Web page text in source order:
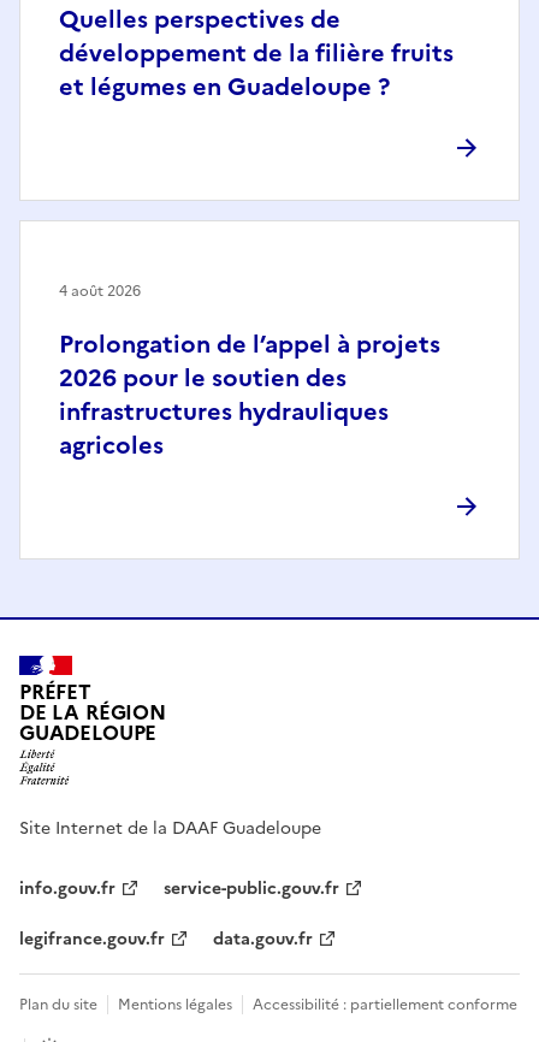
Quelles perspectives de
développement de la filière fruits
et légumes en Guadeloupe ?
Prolongation de l’appel à projets
2026 pour le soutien des
infrastructures hydrauliques
agricoles
4 août 2026
PRÉFET
DE LA RÉGION
GUADELOUPE
Site Internet de la DAAF Guadeloupe
info.gouv.fr
service-public.gouv.fr
legifrance.gouv.fr
data.gouv.fr
Plan du site Mentions légales
Accessibilité : partiellement conforme